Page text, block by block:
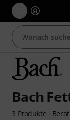
Bach
3 Produkte ·